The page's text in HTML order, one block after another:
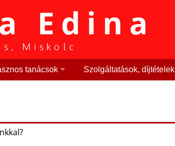
Edina
Miskolc
tanácsok Szolgáltatások, díjtételek